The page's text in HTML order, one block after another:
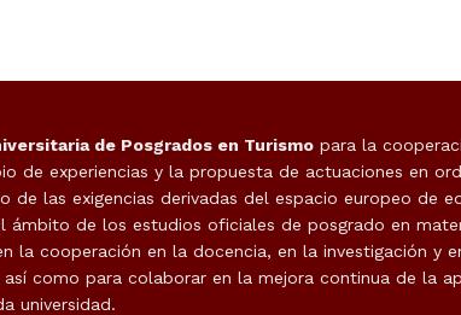
de Posgrados en Turismo para la
de experiencias y la propuesta de actuaciones en
de las exigencias derivadas del espacio europeo de
ámbito de los estudios oficiales de posgrado en
la cooperación en la docencia, en la investigación y
así como para colaborar en la mejora continua de la
universidad.